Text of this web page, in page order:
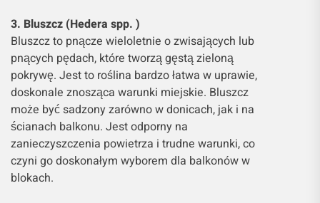
3. Bluszcz (Hedera spp. )
Bluszcz to pnącze wieloletnie o zwisających lub
pnących pędach, które tworzą gęstą zieloną
pokrywę. Jest to roślina bardzo łatwa w uprawie,
doskonale znosząca warunki miejskie. Bluszcz
może być sadzony zarówno w donicach, jak i na
ścianach balkonu. Jest odporny na
zanieczyszczenia powietrza i trudne warunki, co
czyni go doskonałym wyborem dla balkonów w
blokach.